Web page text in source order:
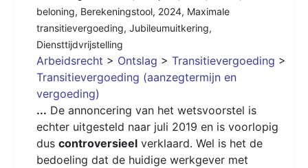
beloning, Berekeningstool, 2024, Maximale
transitievergoeding, Jubileumuitkering,
Diensttijdvrijstelling
Arbeidsrecht > Ontslag > Transitievergoeding >
Transitievergoeding (aanzegtermijn en
vergoeding)
... De annoncering van het wetsvoorstel is
echter uitgesteld naar juli 2019 en is voorlopig
dus controversieel verklaard. Wel is het de
bedoeling dat de huidige werkgever met